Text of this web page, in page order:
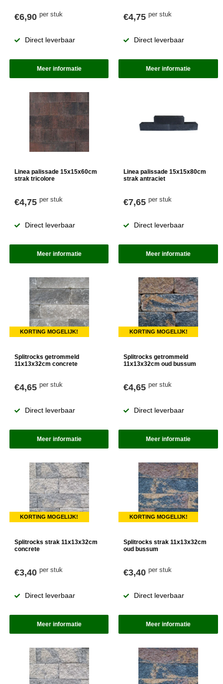
€6,90 per stuk
Direct leverbaar
Meer informatie
€4,75per stuk
Direct leverbaar
Meer informatie
Linea palissade 15x15x60cm
strak tricolore
€4,75 per stuk
Direct leverbaar
Meer informatie
Linea palissade 15x15x80cm
strak antraciet
€7,65per stuk
Direct leverbaar
Meer informatie
KORTING MOGELIJK!
Splitrocks getrommeld
11x13x32cm concrete
€4,65 per stuk
Direct leverbaar
Meer informatie
KORTING MOGELIJK!
Splitrocks getrommeld
11x13x32cm oud bussum
€4,65per stuk
Direct leverbaar
Meer informatie
KORTING MOGELIJK!
Splitrocks strak 11x13x32cm
concrete
€3,40 per stuk
Direct leverbaar
Meer informatie
KORTING MOGELIJK!
Splitrocks strak 11x13x32cm
oud bussum
€3,40per stuk
Direct leverbaar
Meer informatie